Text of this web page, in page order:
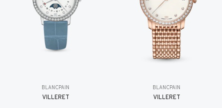
BLANCPAIN
VILLERET
BLANCPAIN
VILLERET